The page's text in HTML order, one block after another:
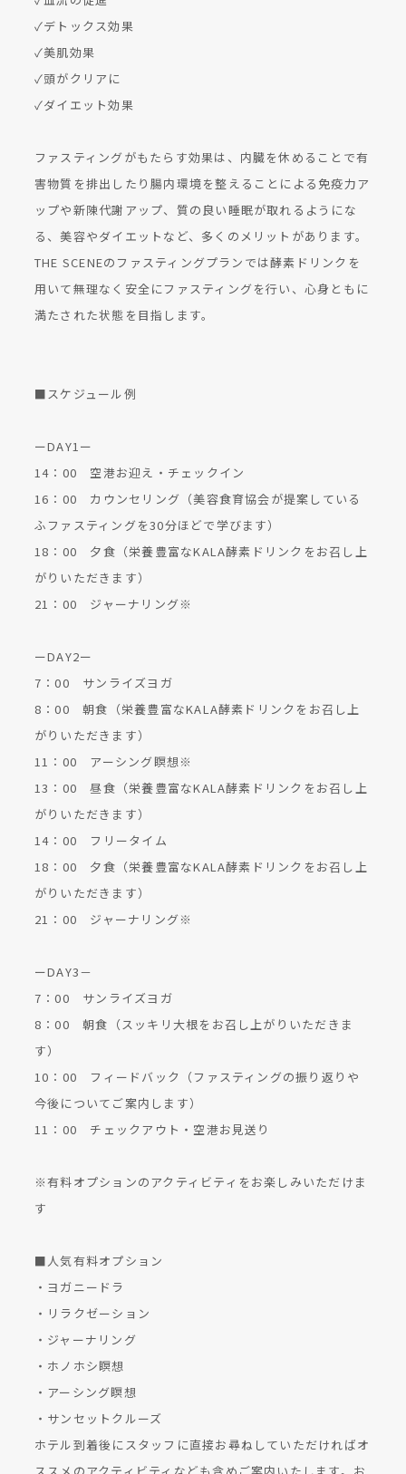
✓デトックス効果
✓美肌効果
✓頭がクリアに
✓ダイエット効果
ファスティングがもたらす効果は、内臓を休めることで有
害物質を排出したり腸内環境を整えることによる免疫力ア
ップや新陳代謝アップ、質の良い睡眠が取れるようにな
る、美容やダイエットなど、多くのメリットがあります。
THE SCENEのファスティングプランでは酵素ドリンクを
用いて無理なく安全にファスティングを行い、心身ともに
満たされた状態を目指します。
■スケジュール例
ーDAY1ー
14：00 空港お迎え・チェックイン
16：00 カウンセリング（美容食育協会が提案している
ふファスティングを30分ほどで学びます）
18：00 夕食（栄養豊富なKALA酵素ドリンクをお召し上
がりいただきます）
21：00 ジャーナリング※
ーDAY2ー
7：00 サンライズヨガ
8：00 朝食（栄養豊富なKALA酵素ドリンクをお召し上
がりいただきます）
11：00 アーシング瞑想※
13：00 昼食（栄養豊富なKALA酵素ドリンクをお召し上
がりいただきます）
14：00 フリータイム
18：00 夕食（栄養豊富なKALA酵素ドリンクをお召し上
がりいただきます）
21：00 ジャーナリング※
ーDAY3－
7：00 サンライズヨガ
8：00 朝食（スッキリ大根をお召し上がりいただきま
す）
10：00 フィードバック（ファスティングの振り返りや
今後についてご案内します）
11：00 チェックアウト・空港お見送り
※有料オプションのアクティビティをお楽しみいただけま
す
■人気有料オプション
・ヨガニードラ
・リラクゼーション
・ジャーナリング
・ホノホシ瞑想
・アーシング瞑想
・サンセットクルーズ
ホテル到着後にスタッフに直接お尋ねしていただければオ